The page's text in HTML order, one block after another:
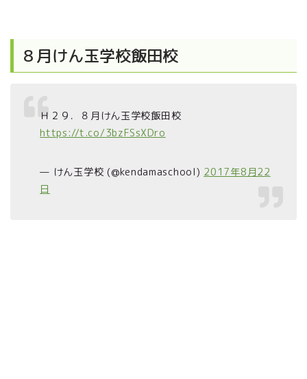
８月けん玉学校飯田校
Ｈ２９．８月けん玉学校飯田校
https://t.co/3bzFSsXDro
— けん玉学校 (@kendamaschool) 2017年8月22
日